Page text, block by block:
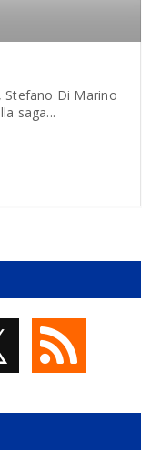
Stefano Di Marino
saga...